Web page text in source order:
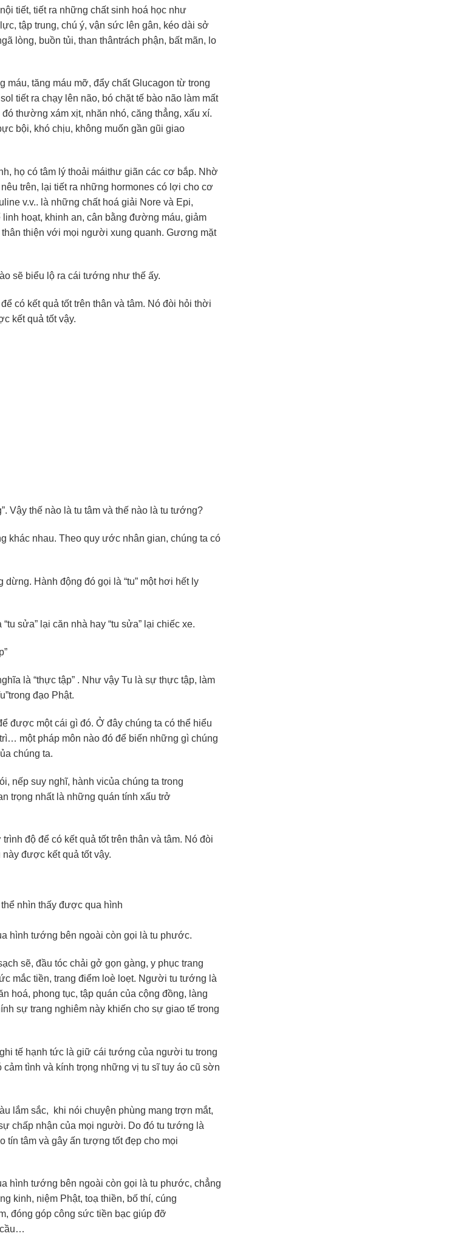
tiết, tiết ra những chất sinh hoá học như
tập trung, chú ý, vận sức lên gân, kéo dài sở
lòng, buồn tủi, than thântrách phận, bất mãn, lo
máu, tăng máu mỡ, đẩy chất Glucagon từ trong
tiết ra chạy lên não, bó chặt tế bào não làm mất
thường xám xịt, nhăn nhó, căng thẳng, xấu xí.
bội, khó chịu, không muốn gần gũi giao
họ có tâm lý thoải máithư giãn các cơ bắp. Nhờ
trên, lại tiết ra những hormones có lợi cho cơ
v.v.. là những chất hoá giải Nore và Epi,
hoạt, khinh an, cân bằng đường máu, giảm
thiện với mọi người xung quanh. Gương mặt
sẽ biểu lộ ra cái tướng như thế ấy.
có kết quả tốt trên thân và tâm. Nó đòi hỏi thời
kết quả tốt vậy.
Vậy thế nào là tu tâm và thế nào là tu tướng?
khác nhau. Theo quy ước nhân gian, chúng ta có
Hành động đó gọi là “tu” một hơi hết ly
sửa” lại căn nhà hay “tu sửa” lại chiếc xe.
là “thực tập” . Như vậy Tu là sự thực tập, làm
đạo Phật.
được một cái gì đó. Ở đây chúng ta có thể hiểu
một pháp môn nào đó để biến những gì chúng
chúng ta.
nếp suy nghĩ, hành vicủa chúng ta trong
trọng nhất là những quán tính xấu trở
độ để có kết quả tốt trên thân và tâm. Nó đòi
được kết quả tốt vậy.
hình tướng bên ngoài còn gọi là tu phước.
sẽ, đầu tóc chải gở gọn gàng, y phục trang
mắc tiền, trang điểm loè loẹt. Người tu tướng là
hoá, phong tục, tập quán của cộng đồng, làng
sự trang nghiêm này khiến cho sự giao tế trong
tế hạnh tức là giữ cái tướng của người tu trong
tình và kính trọng những vị tu sĩ tuy áo cũ sờn
lắm sắc, khi nói chuyện phùng mang trợn mắt,
chấp nhận của mọi người. Do đó tu tướng là
tín tâm và gây ấn tượng tốt đẹp cho mọi
hình tướng bên ngoài còn gọi là tu phước, chẳng
kinh, niệm Phật, toạ thiền, bố thí, cúng
đóng góp công sức tiền bạc giúp đỡ
cầu…